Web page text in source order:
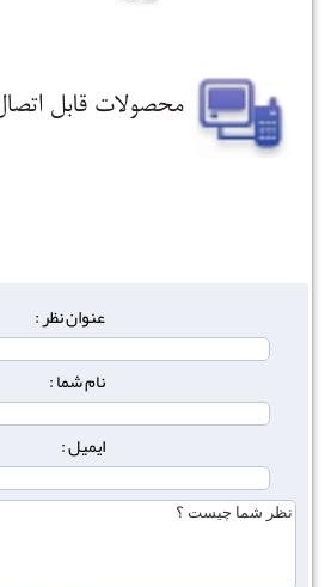
عنوان نظر :
نام شما :
ایمیل :